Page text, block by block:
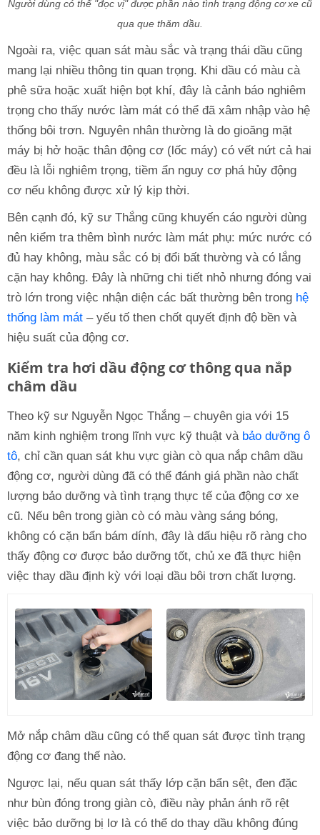
Người dùng có thể "đọc vị" được phần nào tình trạng động cơ xe cũ
qua que thăm dầu.
Ngoài ra, việc quan sát màu sắc và trạng thái dầu cũng
mang lại nhiều thông tin quan trọng. Khi dầu có màu cà
phê sữa hoặc xuất hiện bọt khí, đây là cảnh báo nghiêm
trọng cho thấy nước làm mát có thể đã xâm nhập vào hệ
thống bôi trơn. Nguyên nhân thường là do gioăng mặt
máy bị hở hoặc thân động cơ (lốc máy) có vết nứt cả hai
đều là lỗi nghiêm trọng, tiềm ẩn nguy cơ phá hủy động
cơ nếu không được xử lý kịp thời.
Bên cạnh đó, kỹ sư Thắng cũng khuyến cáo người dùng
nên kiểm tra thêm bình nước làm mát phụ: mức nước có
đủ hay không, màu sắc có bị đổi bất thường và có lắng
cặn hay không. Đây là những chi tiết nhỏ nhưng đóng vai
trò lớn trong việc nhận diện các bất thường bên trong hệ
thống làm mát – yếu tố then chốt quyết định độ bền và
hiệu suất của động cơ.
Kiểm tra hơi dầu động cơ thông qua nắp
châm dầu
Theo kỹ sư Nguyễn Ngọc Thắng – chuyên gia với 15
năm kinh nghiệm trong lĩnh vực kỹ thuật và bảo dưỡng ô
tô, chỉ cần quan sát khu vực giàn cò qua nắp châm dầu
động cơ, người dùng đã có thể đánh giá phần nào chất
lượng bảo dưỡng và tình trạng thực tế của động cơ xe
cũ. Nếu bên trong giàn cò có màu vàng sáng bóng,
không có cặn bẩn bám dính, đây là dấu hiệu rõ ràng cho
thấy động cơ được bảo dưỡng tốt, chủ xe đã thực hiện
việc thay dầu định kỳ với loại dầu bôi trơn chất lượng.
Mở nắp châm dầu cũng có thể quan sát được tình trạng
động cơ đang thế nào.
Ngược lại, nếu quan sát thấy lớp cặn bẩn sệt, đen đặc
như bùn đóng trong giàn cò, điều này phản ánh rõ rệt
việc bảo dưỡng bị lơ là có thể do thay dầu không đúng